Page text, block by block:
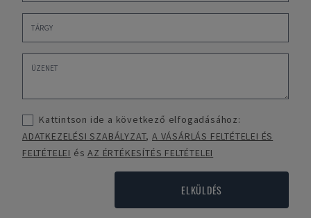
Kattintson ide a következő elfogadásához:
ADATKEZELÉSI SZABÁLYZAT,A VÁSÁRLÁS FELTÉTELEI ÉS
FELTÉTELEI ésAZ ÉRTÉKESÍTÉS FELTÉTELEI
ELKÜLDÉS